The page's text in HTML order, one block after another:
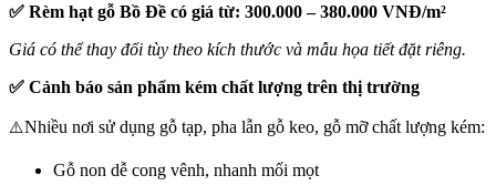
✅ Rèm hạt gỗ Bồ Đề có giá từ: 300.000 – 380.000 VNĐ/m²
Giá có thể thay đổi tùy theo kích thước và mẫu họa tiết đặt riêng.
✅ Cảnh báo sản phẩm kém chất lượng trên thị trường
⚠️Nhiều nơi sử dụng gỗ tạp, pha lẫn gỗ keo, gỗ mỡ chất lượng kém:
Gỗ non dễ cong vênh, nhanh mối mọt